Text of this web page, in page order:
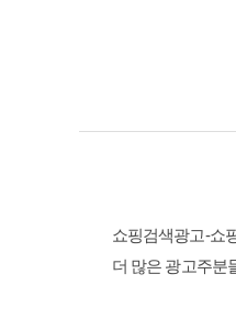
쇼핑검색광고-쇼
더 많은 광고주분